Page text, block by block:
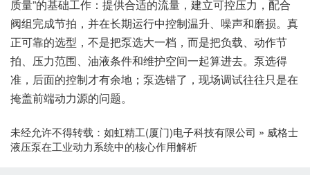
质量”的基础工作：提供合适的流量，建立可控压力，配合
阀组完成节拍，并在长期运行中控制温升、噪声和磨损。真
正可靠的选型，不是把泵选大一档，而是把负载、动作节
拍、压力范围、油液条件和维护空间一起算进去。泵选得
准，后面的控制才有余地；泵选错了，现场调试往往只是在
掩盖前端动力源的问题。
未经允许不得转载： 如虹精工(厦门)电子科技有限公司 » 威格士
液压泵在工业动力系统中的核心作用解析